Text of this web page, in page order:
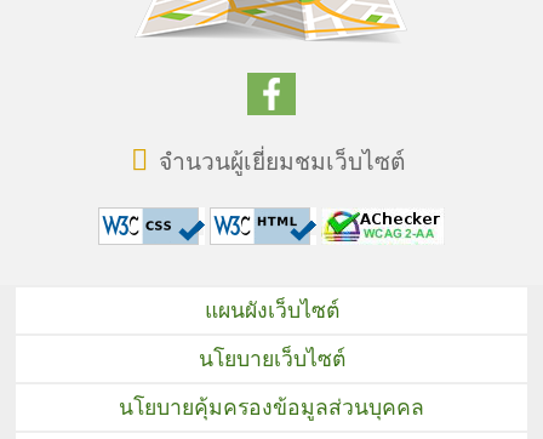
จำนวนผู้เยี่ยมชมเว็บไซต์
แผนผังเว็บไซต์
นโยบายเว็บไซต์
นโยบายคุ้มครองข้อมูลส่วนบุคคล